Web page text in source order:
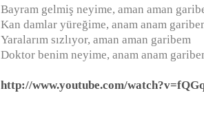
Bayram gelmiş neyime, aman aman
Kan damlar yüreğime, anam anam
Yaralarım sızlıyor, aman aman garibem
Doktor benim neyime, anam anam
http://www.youtube.com/